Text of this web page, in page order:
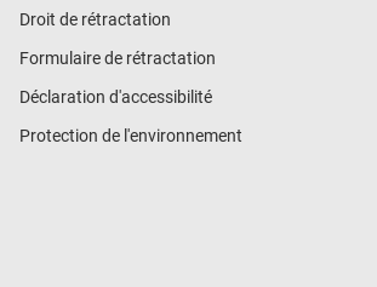
Droit de rétractation
Formulaire de rétractation
Déclaration d'accessibilité
Protection de l'environnement